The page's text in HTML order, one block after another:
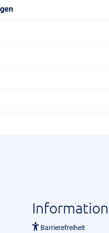
Barrierefreiheit